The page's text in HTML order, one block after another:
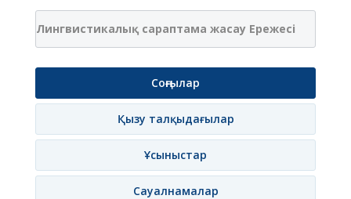
Лингвистикалық сараптама жасау Ережесі
Соңғылар
Қызу талқыдағылар
Ұсыныстар
Сауалнамалар